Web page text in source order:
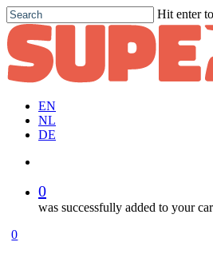
Skip
to
main
content
Hit enter
Close
Search
EN
NL
DE
0
was successfully added to your
Menu
account
0